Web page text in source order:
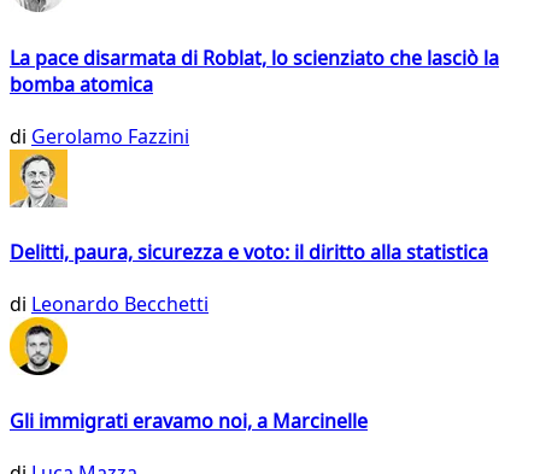
La pace disarmata di Roblat, lo scienziato che lasciò la
bomba atomica
di Gerolamo Fazzini
Delitti, paura, sicurezza e voto: il diritto alla statistica
di Leonardo Becchetti
Gli immigrati eravamo noi, a Marcinelle